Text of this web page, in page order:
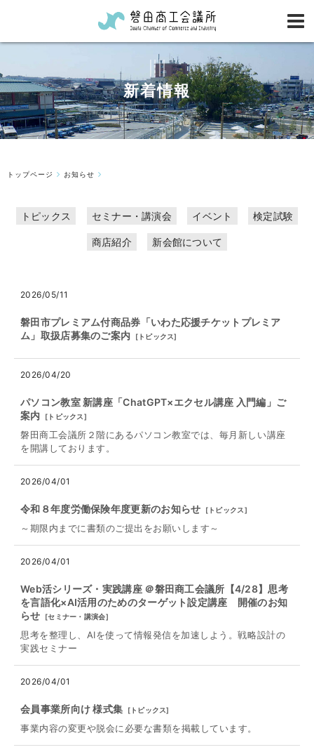
新着情報
トップページ お知らせ
トピックス セミナー・講演会 イベント 検定試験
商店紹介 新会館について
2026/05/11
磐田市プレミアム付商品券「いわた応援チケットプレミア
ム」取扱店募集のご案内
[トピックス]
2026/04/20
パソコン教室 新講座「ChatGPT×エクセル講座 入門編」ご
案内
[ トピックス]
磐田商工会議所２階にあるパソコン教室では、毎月新しい講座
を開講しております。
2026/04/01
令和８年度労働保険年度更新のお知らせ [ トピックス]
～期限内までに書類のご提出をお願いします～
2026/04/01
Web活シリーズ・実践講座 ＠磐田商工会議所【4/28】思考
を言語化×AI活用のためのターゲット設定講座 開催のお知
らせ
[セミナー・講演会]
思考を整理し、AIを使って情報発信を加速しよう。戦略設計の
実践セミナー
2026/04/01
会員事業所向け 様式集 [トピックス]
事業内容の変更や脱会に必要な書類を掲載しています。